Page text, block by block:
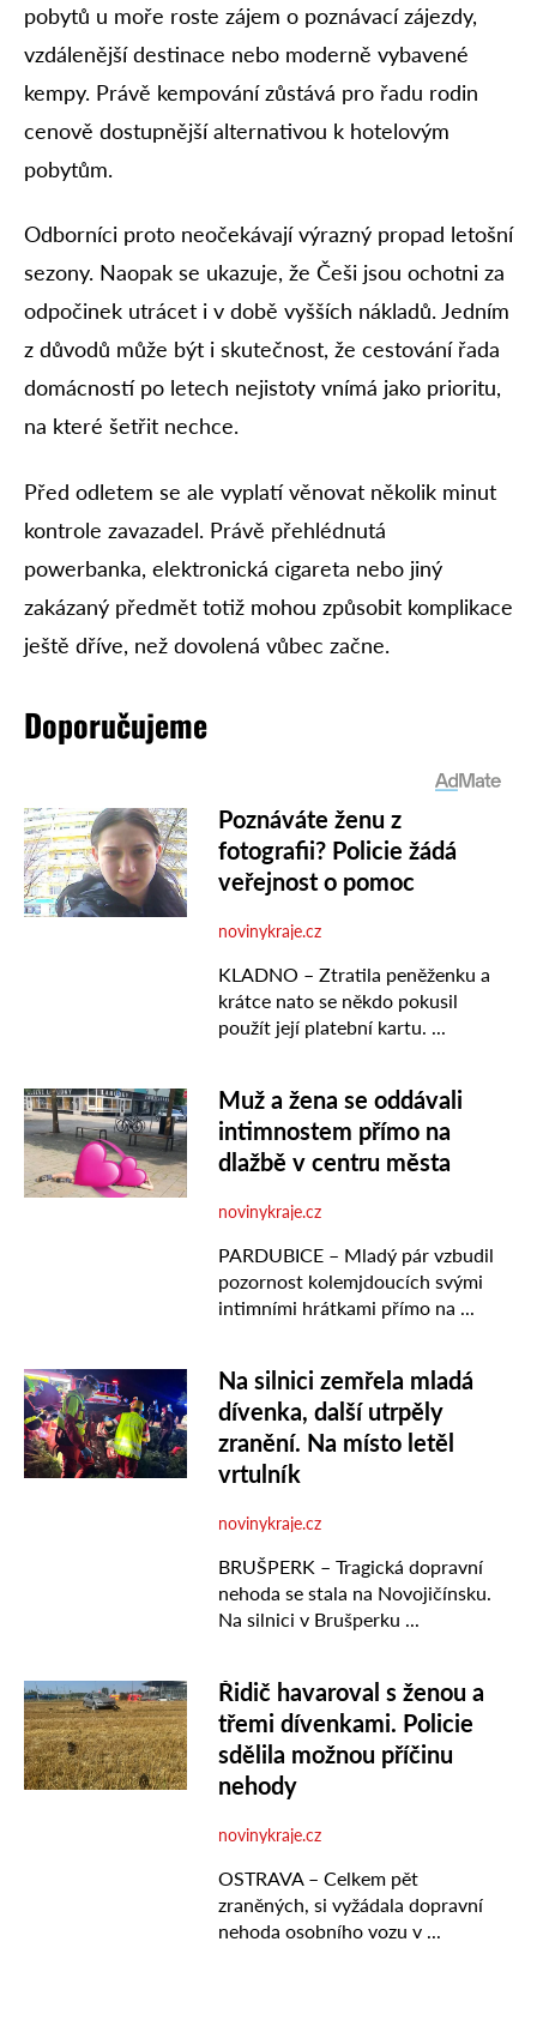
pobytů u moře roste zájem o poznávací zájezdy,
vzdálenější destinace nebo moderně vybavené
kempy. Právě kempování zůstává pro řadu rodin
cenově dostupnější alternativou k hotelovým
pobytům.
Odborníci proto neočekávají výrazný propad letošní
sezony. Naopak se ukazuje, že Češi jsou ochotni za
odpočinek utrácet i v době vyšších nákladů. Jedním
z důvodů může být i skutečnost, že cestování řada
domácností po letech nejistoty vnímá jako prioritu,
na které šetřit nechce.
Před odletem se ale vyplatí věnovat několik minut
kontrole zavazadel. Právě přehlédnutá
powerbanka, elektronická cigareta nebo jiný
zakázaný předmět totiž mohou způsobit komplikace
ještě dříve, než dovolená vůbec začne.
Doporučujeme